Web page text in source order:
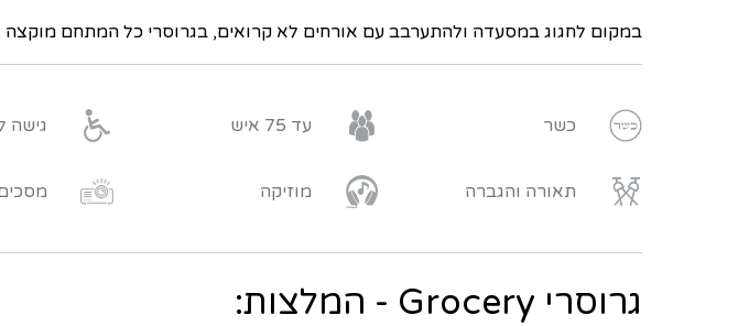
במקום לחגוג במסעדה ולהתערבב עם אורחים לא קרואים, בגרוסרי כל המתחם מוקצה
כשר עד 75 איש גישה
תאורה והגברה מוזיקה
גרוסרי Grocery - המלצות: